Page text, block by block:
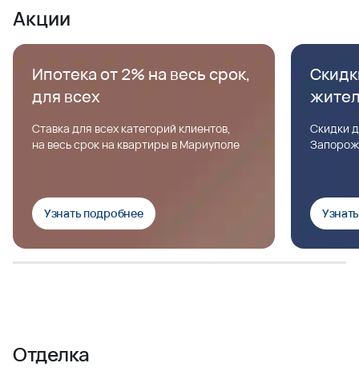
Акции
Ипотека от 2% на весь срок,
для всех
Ставка для всех категорий клиентов,
на весь срок на квартиры в Мариуполе
Узнать подробнее
Скидки
Отделка